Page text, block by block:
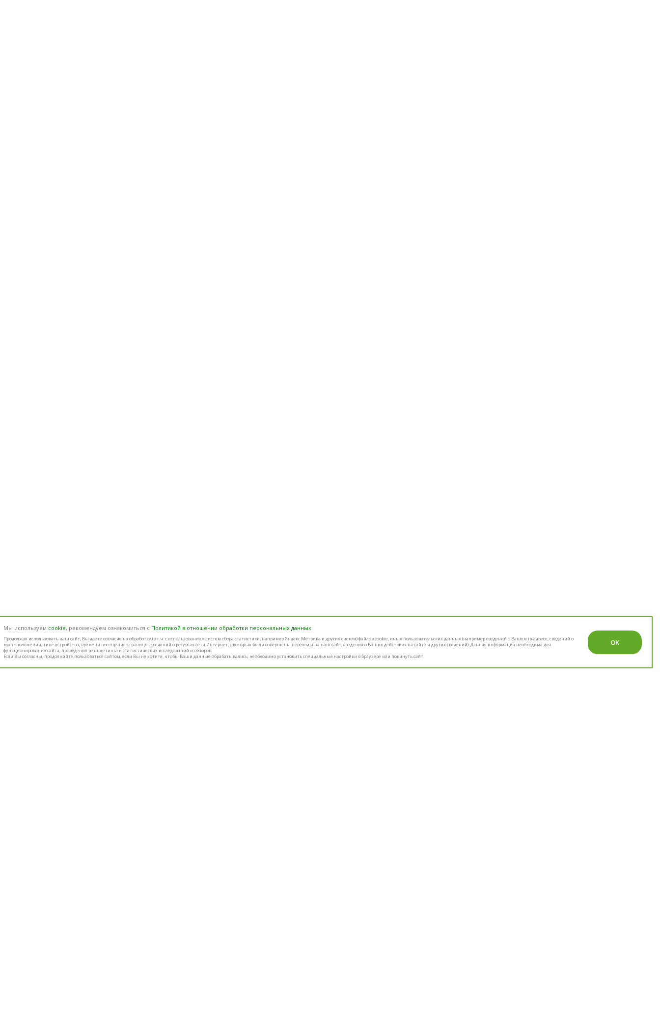
Мы используем cookie, рекомендуем ознакомиться с Политикой в отношении обработки персональных данных
Продолжая использовать наш cайт, Вы даете согласие на обработку (в т.ч. с использованием систем сбора статистики, например Яндекс.Метрика и других систем) файлов cookie, иных пользовательских данных (например сведений о Вашем ip-адресе, сведений о
местоположении, типе устройства, времени посещения страницы, сведений о ресурсах сети Интернет, с которых были совершены переходы на наш сайт, сведения о Ваших действиях на сайте и других сведений). Данная информация необходима для
функционирования сайта, проведения ретаргетинга и статистических исследований и обзоров.
Если Вы согласны, продолжайте пользоваться сайтом, если Вы не хотите, чтобы Ваши данные обрабатывались, необходимо установить специальные настройки в браузере или покинуть сайт.
OK